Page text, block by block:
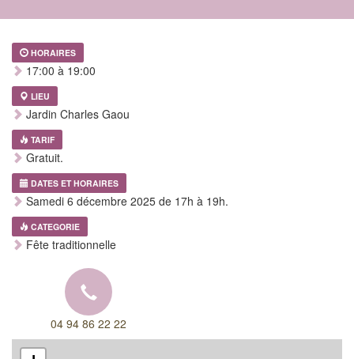
HORAIRES
17:00 à 19:00
LIEU
Jardin Charles Gaou
TARIF
Gratuit.
DATES ET HORAIRES
Samedi 6 décembre 2025 de 17h à 19h.
CATEGORIE
Fête traditionnelle
04 94 86 22 22